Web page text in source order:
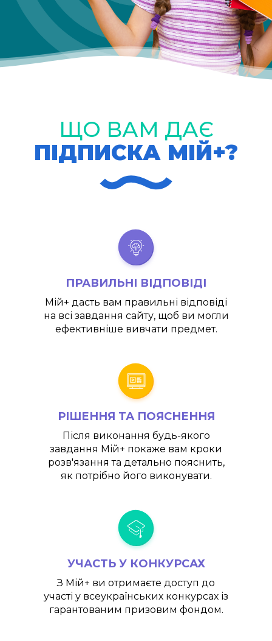
ЩО ВАМ ДАЄ
ПІДПИСКА МІЙ+?
ПРАВИЛЬНІ ВІДПОВІДІ
Мій+ дасть вам правильні відповіді
на всі завдання сайту, щоб ви могли
ефективніше вивчати предмет.
РІШЕННЯ ТА ПОЯСНЕННЯ
Після виконання будь-якого
завдання Мій+ покаже вам кроки
розв'язання та детально пояснить,
як потрібно його виконувати.
УЧАСТЬ У КОНКУРСАХ
З Мій+ ви отримаєте доступ до
участі у всеукраїнських конкурсах із
гарантованим призовим фондом.